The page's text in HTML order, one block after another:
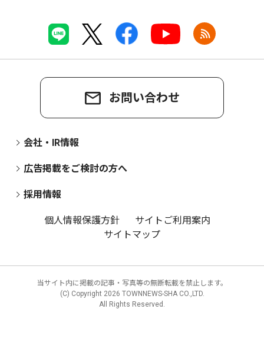
お問い合わせ
会社・IR情報
広告掲載をご検討の方へ
採用情報
個人情報保護方針
サイトご利用案内
サイトマップ
当サイト内に掲載の記事・写真等の無断転載を禁止します。
(C) Copyright 2026 TOWNNEWS-SHA CO.,LTD.
All Rights Reserved.